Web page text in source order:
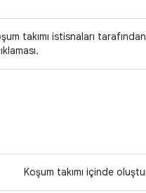
takımı istisnaları
Koşum takımı içinde